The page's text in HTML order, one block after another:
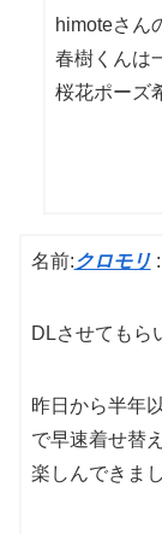
himoteさん
春樹くんは
桜花ポーズ
名前: クロモリ:
DLさせてもら
昨日から半年
で早速着せ替
楽しんできま